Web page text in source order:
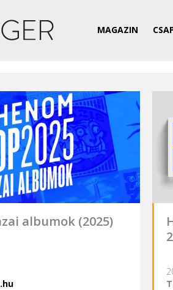
MAGAZIN
albumok (2025)